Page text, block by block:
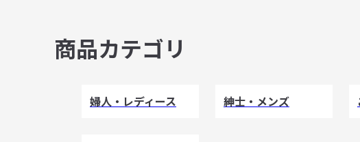
商品カテゴリ
婦人・レディース 紳士・メンズ